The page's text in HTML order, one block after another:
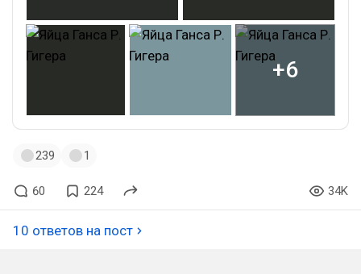
+6
239 1
60 224 34K
10 ответов на пост